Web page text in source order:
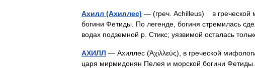
Ахилл (Ахиллес) — (греч. Achilleus) в греческой
богини Фетиды. По легенде, богиня стремилась
водах подземной р. Стикс; уязвимой осталась
АХИЛЛ — Ахиллес (Άχιλλεύς), в греческой
царя мирмидонян Пелея и морской богини